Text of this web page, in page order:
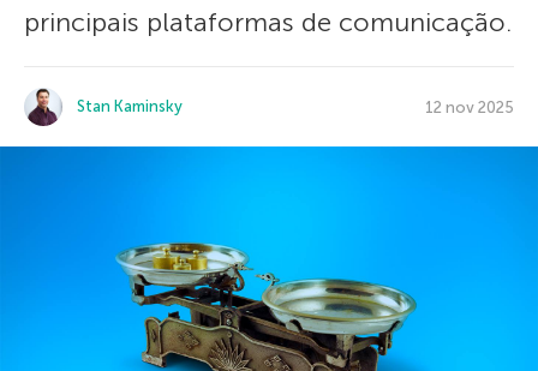
principais plataformas de comunicação.
Stan Kaminsky 12 nov 2025